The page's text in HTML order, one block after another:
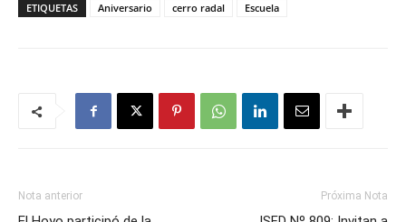
ETIQUETAS Aniversario cerro radal Escuela
Nota anterior Próxima Nota